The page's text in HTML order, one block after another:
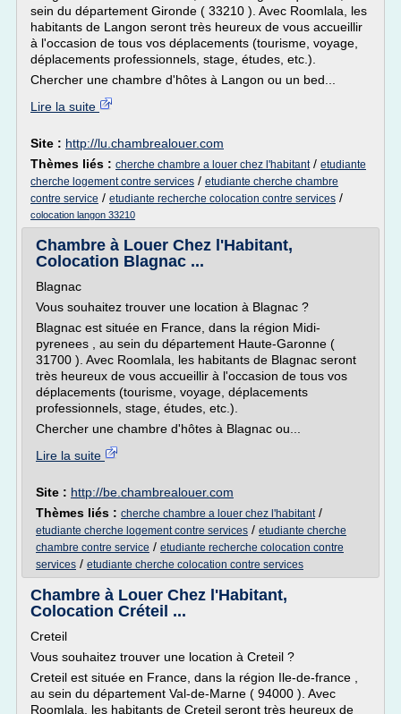
sein du département Gironde ( 33210 ). Avec Roomlala, les
habitants de Langon seront très heureux de vous accueillir
à l'occasion de tous vos déplacements (tourisme, voyage,
déplacements professionnels, stage, études, etc.).
Chercher une chambre d'hôtes à Langon ou un bed...
Lire la suite
Site : http://lu.chambrealouer.com
Thèmes liés : cherche chambre a louer chez l'habitant/ etudiante
cherche logement contre services / etudiante cherche chambre
contre service / etudiante recherche colocation contre services /
colocation langon 33210
Chambre à Louer Chez l'Habitant,
Colocation Blagnac ...
Blagnac
Vous souhaitez trouver une location à Blagnac ?
Blagnac est située en France, dans la région Midi-
pyrenees , au sein du département Haute-Garonne (
31700 ). Avec Roomlala, les habitants de Blagnac seront
très heureux de vous accueillir à l'occasion de tous vos
déplacements (tourisme, voyage, déplacements
professionnels, stage, études, etc.).
Chercher une chambre d'hôtes à Blagnac ou...
Lire la suite
Site : http://be.chambrealouer.com
Thèmes liés : cherche chambre a louer chez l'habitant/
etudiante cherche logement contre services / etudiante cherche
chambre contre service / etudiante recherche colocation contre
services / etudiante cherche colocation contre services
Chambre à Louer Chez l'Habitant,
Colocation Créteil ...
Creteil
Vous souhaitez trouver une location à Creteil ?
Creteil est située en France, dans la région Ile-de-france ,
au sein du département Val-de-Marne ( 94000 ). Avec
Roomlala, les habitants de Creteil seront très heureux de